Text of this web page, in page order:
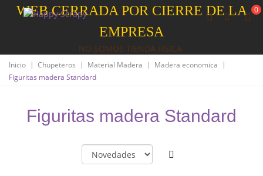
WEB CERRADA POR CIERRE DE LA
EMPRESA
NO SOMOS TIENDA FISICA
0
Inicio | Chupeteros | Material Madera | Madera economica
|
Figuritas madera Standard
Figuritas madera Standard